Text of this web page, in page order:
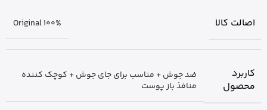
اصالت کالا Original 100%
کاربرد
محصول
ضد جوش + مناسب برای جای جوش + کوچک کننده
منافذ باز پوست